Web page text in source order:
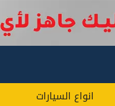
انواع السيارات